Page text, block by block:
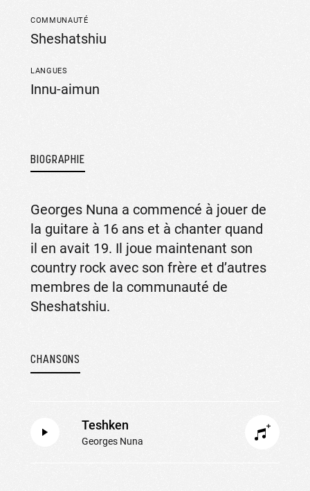
COMMUNAUTÉ
Sheshatshiu
LANGUES
Innu-aimun
BIOGRAPHIE
Georges Nuna a commencé à jouer de
la guitare à 16 ans et à chanter quand
il en avait 19. Il joue maintenant son
country rock avec son frère et d’autres
membres de la communauté de
Sheshatshiu.
CHANSONS
Teshken
Georges Nuna